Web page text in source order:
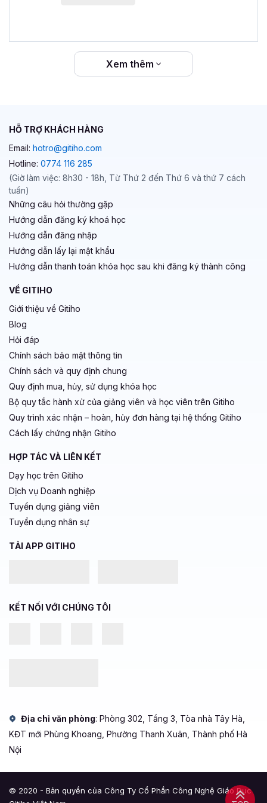
Xem thêm
HỖ TRỢ KHÁCH HÀNG
Email: hotro@gitiho.com
Hotline: 0774 116 285
(Giờ làm việc: 8h30 - 18h, Từ Thứ 2 đến Thứ 6 và thứ 7 cách
tuần)
Những câu hỏi thường gặp
Hướng dẫn đăng ký khoá học
Hướng dẫn đăng nhập
Hướng dẫn lấy lại mật khẩu
Hướng dẫn thanh toán khóa học sau khi đăng ký thành công
VỀ GITIHO
Giới thiệu về Gitiho
Blog
Hỏi đáp
Chính sách bảo mật thông tin
Chính sách và quy định chung
Quy định mua, hủy, sử dụng khóa học
Bộ quy tắc hành xử của giảng viên và học viên trên Gitiho
Quy trình xác nhận – hoàn, hủy đơn hàng tại hệ thống Gitiho
Cách lấy chứng nhận Gitiho
HỢP TÁC VÀ LIÊN KẾT
Dạy học trên Gitiho
Dịch vụ Doanh nghiệp
Tuyển dụng giảng viên
Tuyển dụng nhân sự
TẢI APP GITIHO
KẾT NỐI VỚI CHÚNG TÔI
Địa chỉ văn phòng: Phòng 302, Tầng 3, Tòa nhà Tây Hà,
KĐT mới Phùng Khoang, Phường Thanh Xuân, Thành phố Hà
Nội
© 2020 - Bản quyền của Công Ty Cổ Phần Công Nghệ Giáo Dục